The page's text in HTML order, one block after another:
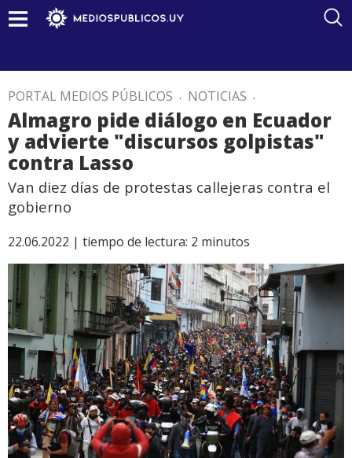
PORTAL MEDIOS PÚBLICOS . NOTICIAS .
Almagro pide diálogo en Ecuador
y advierte "discursos golpistas"
contra Lasso
Van diez días de protestas callejeras contra el
gobierno
22.06.2022 | tiempo de lectura: 2 minutos